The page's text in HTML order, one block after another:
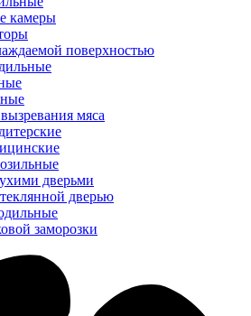
камеры
поверхностью
мяса
дверьми
дверью
заморозки